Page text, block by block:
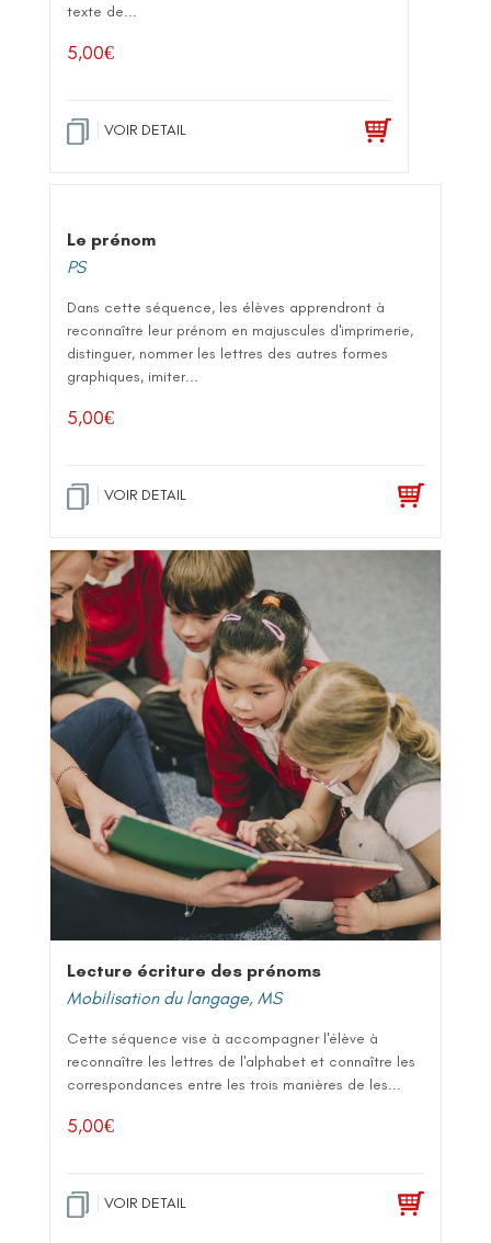
texte de...
5,00€
VOIR DETAIL
Le prénom
PS
Dans cette séquence, les élèves apprendront à
reconnaître leur prénom en majuscules d'imprimerie,
distinguer, nommer les lettres des autres formes
graphiques, imiter...
5,00€
VOIR DETAIL
Lecture écriture des prénoms
Mobilisation du langage, MS
Cette séquence vise à accompagner l'élève à
reconnaître les lettres de l'alphabet et connaître les
correspondances entre les trois manières de les...
5,00€
VOIR DETAIL